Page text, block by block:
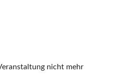
nicht mehr